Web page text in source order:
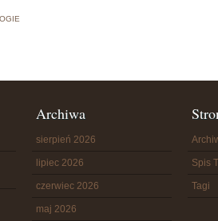
Archiwa
sierpień 2026
lipiec 2026
czerwiec 2026
maj 2026
Spis
Tagi